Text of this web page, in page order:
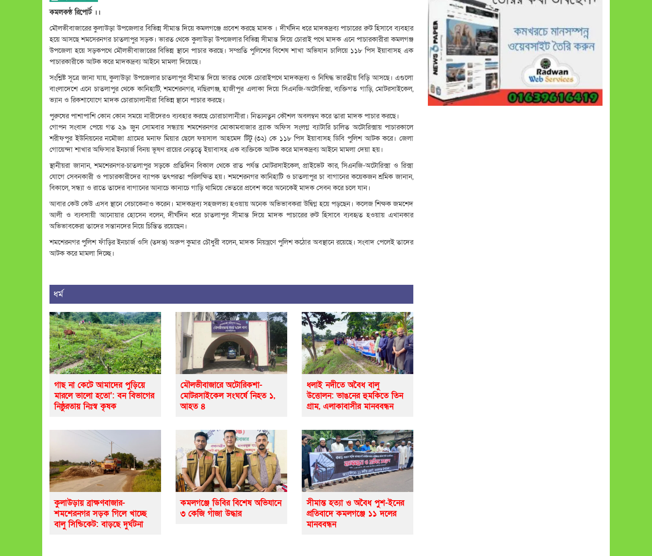
কমলকন্ঠ রিপোর্ট ।।
মৌলভীবাজারের কুলাউড়া উপজেলার বিভিন্ন সীমান্ত দিয়ে কমলগঞ্জে প্রবেশ করছে মাদক । দীর্ঘদিন ধরে মাদকদ্রব্য পাচারের রুট হিসাবে ব্যবহার
হয়ে আসছে শমসেরনগর চাতলাপুর সড়ক। ভারত থেকে কুলাউড়া উপজেলার বিভিন্ন সীমান্ত দিয়ে চোরাই পথে মাদক এনে পাচারকারীরা কমলগঞ্জ
উপজেলা হয়ে সড়কপথে মৌলভীবাজারের বিভিন্ন স্থানে পাচার করছে। সম্প্রতি পুলিশের বিশেষ শাখা অভিযান চালিয়ে ১১৮ পিস ইয়াবাসহ এক
পাচারকারীকে আটক করে মাদকদ্রব্য আইনে মামলা দিয়েছে।
সংশ্লিষ্ট সূত্রে জানা যায়, কুলাউড়া উপজেলার চাতলাপুর সীমান্ত দিয়ে ভারত থেকে চোরাইপথে মাদকদ্রব্য ও নিষিদ্ধ ভারতীয় বিড়ি আসছে। এগুলো
বাংলাদেশে এনে চাতলাপুর থেকে কানিহাটি, শমশেরনগর, নছিরগঞ্জ, হাজীপুর এলাকা দিয়ে সিএনজি-অটোরিক্সা, ব্যক্তিগত গাড়ি, মোটরসাইকেল,
ভ্যান ও রিকশাযোগে মাদক চোরাচালানীরা বিভিন্ন স্থানে পাচার করছে।
পুরুষের পাশাপাশি কোন কোন সময়ে নারীদেরও ব্যবহার করছে চোরাচালানীরা। নিত্যনতুন কৌশল অবলম্বন করে তারা মাদক পাচার করছে।
গোপন সংবাদ পেয়ে গত ২৯ জুন সোমবার সন্ধ্যায় শমশেরনগর মোকামবাজার ব্র্যাক অফিস সংলগ্ন ব্যাটারি চালিত অটোরিক্সায় পাচারকালে
শরীফপুর ইউনিয়নের নমৌজা গ্রামের মনাফ মিয়ার ছেলে ফয়সাল আহমেদ টিটু (৩২) কে ১১৮ পিস ইয়াবাসহ ডিবি পুলিশ আটক করে। জেলা
গোয়েন্দা শাখার অফিসার ইনচার্জ বিনয় ভূষণ রায়ের নেতৃত্বে ইয়াবাসহ এক ব্যক্তিকে আটক করে মাদকদ্রব্য আইনে মামলা দেয়া হয়।
স্থানীয়রা জানান, শমশেরনগর-চাতলাপুর সড়কে প্রতিদিন বিকাল থেকে রাত পর্যন্ত মোটরসাইকেল, প্রাইভেট কার, সিএনজি-অটোরিক্সা ও রিক্সা
যোগে সেবনকারী ও পাচারকারীদের ব্যাপক তৎপরতা পরিলক্ষিত হয়। শমশেরনগর কানিহাটি ও চাতলাপুর চা বাগানের কয়েকজন শ্রমিক জানান,
বিকালে, সন্ধ্যা ও রাতে তাদের বাগানের আনাচে কানাচে গাড়ি থামিয়ে ভেতরে প্রবেশ করে অনেকেই মাদক সেবন করে চলে যান।
আবার কেউ কেউ এসব স্থানে বেচাকেনাও করেন। মাদকদ্রব্য সহজলভ্য হওয়ায় অনেক অভিভাবকরা উদ্বিগ্ন হয়ে পড়ছেন। কলেজ শিক্ষক জমশেদ
আলী ও ব্যবসায়ী আনোয়ার হোসেন বলেন, দীর্ঘদিন ধরে চাতলাপুর সীমান্ত দিয়ে মাদক পাচারের রুট হিসাবে ব্যবহৃত হওয়ায় এখানকার
অভিভাবকেরা তাদের সন্তানদের নিয়ে চিন্তিত রয়েছেন।
শমশেরনগর পুলিশ ফাঁড়ির ইনচার্জ ওসি (তদন্ত) অরুপ কুমার চৌধুরী বলেন, মাদক নিয়ন্ত্রণে পুলিশ কঠোর অবস্থানে রয়েছে। সংবাদ পেলেই তাদের
আটক করে মামলা দিচ্ছে।
ধর্ম
গাছ না কেটে আমাদের পুড়িয়ে
মারলে ভালো হতো’: বন বিভাগের
নিষ্ঠুরতায় নিঃস্ব কৃষক
মৌলভীবাজারে অটোরিকশা-
মোটরসাইকেল সংঘর্ষে নিহত ১,
আহত ৪
ধলাই নদীতে অবৈধ বালু
উত্তোলন: ভাঙনের হুমকিতে তিন
গ্রাম, এলাকাবাসীর মানববন্ধন
কুলাউড়ায় ব্রাক্ষণবাজার-
শমশেরনগর সড়ক গিলে খাচ্ছে
বালু সিন্ডিকেট: বাড়ছে দুর্ঘটনা
কমলগঞ্জে ডিবির বিশেষ অভিযানে
৩ কেজি গাঁজা উদ্ধার
সীমান্ত হত্যা ও অবৈধ পুশ-ইনের
প্রতিবাদে কমলগঞ্জে ১১ দলের
মানববন্ধন
নিষ্ঠুরতায় নিঃস্ব কৃষক